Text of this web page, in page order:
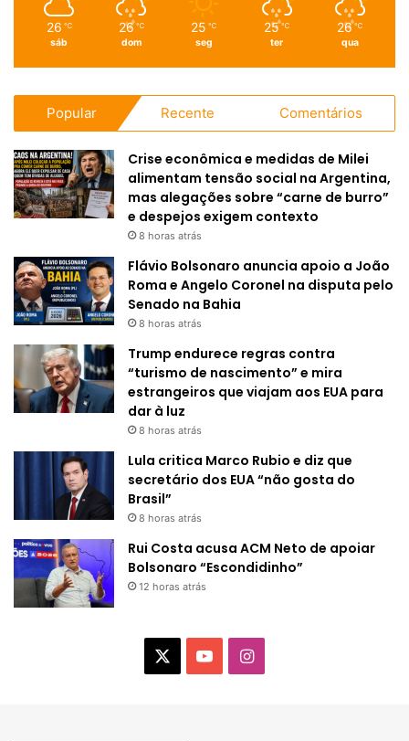
26 ℃
sáb
26 ℃
dom
25 ℃
seg
25 ℃
ter
26 ℃
qua
Popular Recente Comentários
Crise econômica e medidas de Milei
alimentam tensão social na Argentina,
mas alegações sobre “carne de burro”
e despejos exigem contexto
8 horas atrás
Flávio Bolsonaro anuncia apoio a João
Roma e Angelo Coronel na disputa pelo
Senado na Bahia
8 horas atrás
Trump endurece regras contra
“turismo de nascimento” e mira
estrangeiros que viajam aos EUA para
dar à luz
8 horas atrás
Lula critica Marco Rubio e diz que
secretário dos EUA “não gosta do
Brasil”
8 horas atrás
Rui Costa acusa ACM Neto de apoiar
Bolsonaro “Escondidinho”
12 horas atrás
I